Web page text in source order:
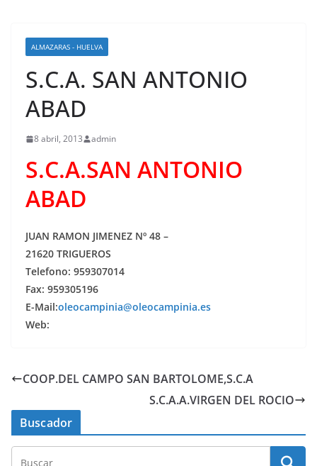
ALMAZARAS - HUELVA
S.C.A. SAN ANTONIO
ABAD
8 abril, 2013 admin
S.C.A.SAN ANTONIO
ABAD
JUAN RAMON JIMENEZ Nº 48 –
21620 TRIGUEROS
Telefono: 959307014
Fax: 959305196
E-Mail:oleocampinia@oleocampinia.es
Web:
COOP.DEL CAMPO SAN BARTOLOME,S.C.A
S.C.A.A.VIRGEN DEL ROCIO
Buscador